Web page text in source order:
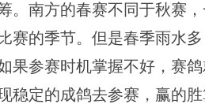
。南方的春赛不同于秋赛
赛的季节。但是春季雨水
果参赛时机掌握不好，赛
稳定的成鸽去参赛，赢的